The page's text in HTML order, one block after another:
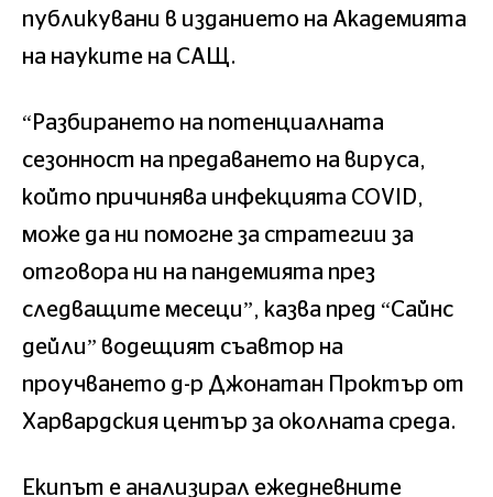
публикувани в изданието на Академията
на науките на САЩ.
“Разбирането на потенциалната
сезонност на предаването на вируса,
който причинява инфекцията COVID,
може да ни помогне за стратегии за
отговора ни на пандемията през
следващите месеци”, казва пред “Сайнс
дейли” водещият съавтор на
проучването д-р Джонатан Проктър от
Харвардския център за околната среда.
Екипът е анализирал ежедневните